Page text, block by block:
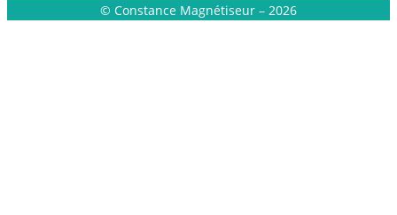
© Constance Magnétiseur – 2026